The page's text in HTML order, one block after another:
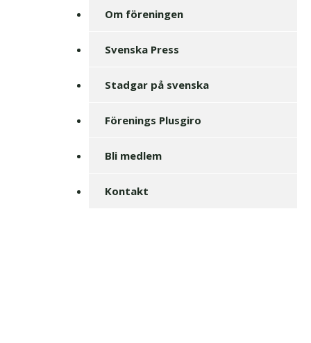
Om föreningen
Svenska Press
Stadgar på svenska
Förenings Plusgiro
Bli medlem
Kontakt